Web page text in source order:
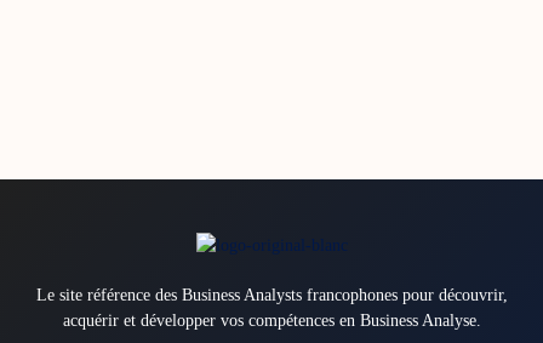
Le site référence des Business Analysts francophones pour découvrir,
acquérir et développer vos compétences en Business Analyse.